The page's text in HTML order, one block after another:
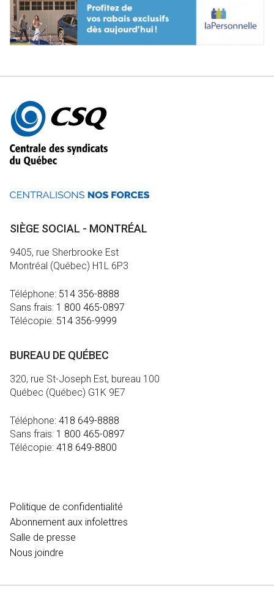
Autres
informations
SIÈGE SOCIAL - MONTRÉAL
9405, rue Sherbrooke Est
Montréal (Québec) H1L 6P3
Téléphone: 514 356-8888
Sans frais: 1 800 465-0897
Télécopie: 514 356-9999
BUREAU DE QUÉBEC
320, rue St-Joseph Est, bureau 100
Québec (Québec) G1K 9E7
Téléphone: 418 649-8888
Sans frais: 1 800 465-0897
Télécopie: 418 649-8800
Politique de confidentialité
Abonnement aux infolettres
Salle de presse
Nous joindre